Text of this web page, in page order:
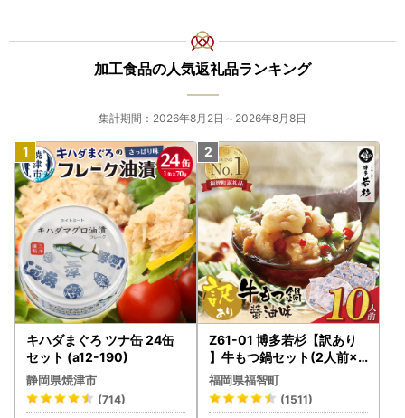
加工食品の人気返礼品ランキング
集計期間：2026年8月2日～2026年8月8日
キハダまぐろ ツナ缶 24缶
セット (a12-190)
静岡県焼津市
(714)
Z61-01 博多若杉【訳あり
】牛もつ鍋セット(2人前×5
) 10人前 もつ鍋
福岡県福智町
(1511)